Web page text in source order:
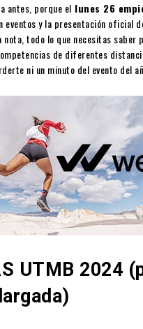
antes, porque el lunes 26
eventos y la presentación oficial
todo lo que necesitas saber
de diferentes
ni un minuto del evento del
UTMB 2024